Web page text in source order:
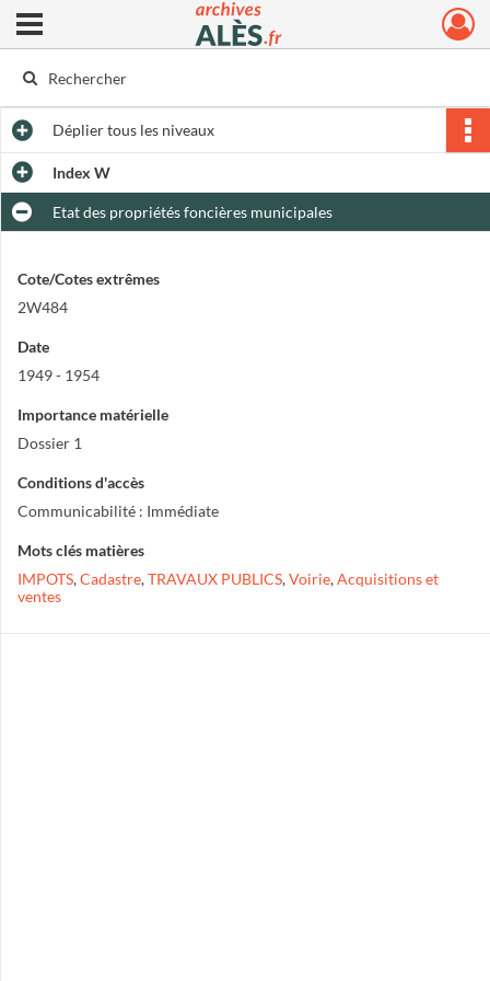
Archives municipales d'Alès
Ouvrir le menu déroulant
Dépliertous les niveaux
Index W
Etat des propriétés foncières municipales
Cote/Cotes extrêmes
2W484
Date
1949 - 1954
Importance matérielle
Dossier 1
Conditions d'accès
Communicabilité : Immédiate
Mots clés matières
IMPOTS,Cadastre,TRAVAUX PUBLICS,Voirie,Acquisitions et
ventes